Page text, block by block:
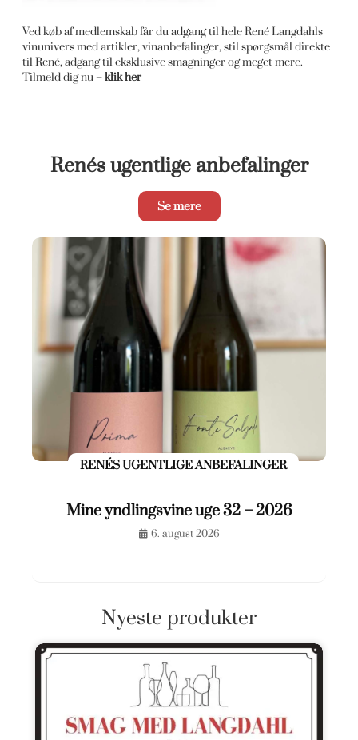
Ved køb af medlemskab får du adgang til hele René Langdahls
vinunivers med artikler, vinanbefalinger, stil spørgsmål direkte
til René, adgang til eksklusive smagninger og meget mere.
Tilmeld dig nu –klik her
Renés ugentlige anbefalinger
Se mere
RENÉS UGENTLIGE ANBEFALINGER
Mine yndlingsvine uge 32 – 2026
6. august 2026
Nyeste produkter